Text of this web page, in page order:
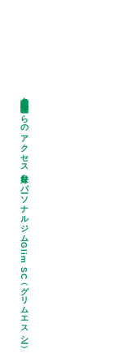
名古屋市昭和区・瑞穂区からのアクセス良好なパーソナルジム Glim SC
（グリムエスシー）